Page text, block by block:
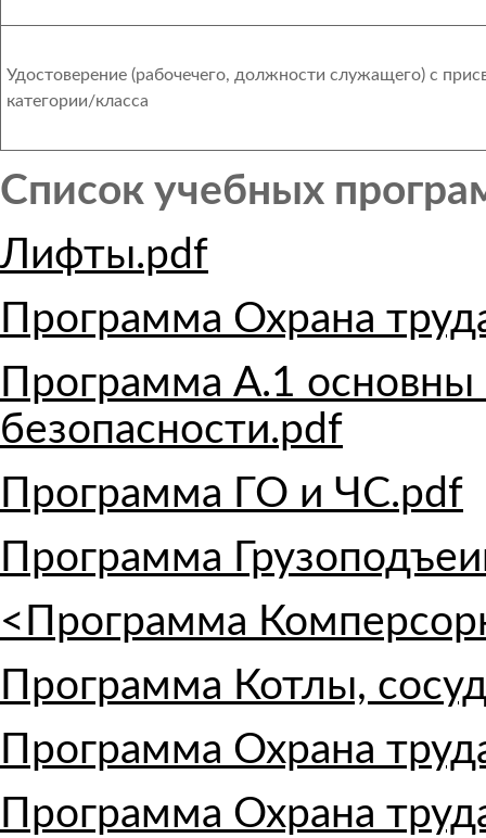
Удостоверение (рабочечего, должности служащего) с
категории/класса
Список учебных
Лифты.pdf
Программа Охрана
Программа А.1
безопасности.pdf
Программа ГО и ЧС.pdf
Программа
<Программа
Программа Котлы,
Программа Охрана
Программа Охрана